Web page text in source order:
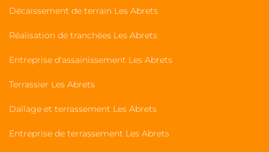
Décaissement de terrain Les Abrets
Réalisation de tranchées Les Abrets
Entreprise d'assainissement Les Abrets
Terrassier Les Abrets
Dallage et terrassement Les Abrets
Entreprise de terrassement Les Abrets